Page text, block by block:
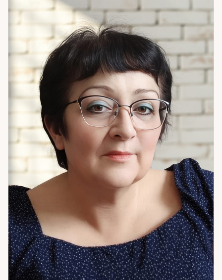
которую не даёт ни один из них по отдельности. Мы
разбираем вопрос на нескольких уровнях: что происходит
сейчас, почему именно сейчас, и какое решение
оптимально в этот конкретный период вашей жизни.
Особенно хорошо я работаю с выбором профессии и
направления, с пониманием жизненных циклов, со
сложными поворотными моментами в отношениях.
Астропсихологический подход позволяет увидеть не
только событие, но и внутреннюю динамику — то, что
создаёт ситуацию снова и снова. Если вам важна не просто
«правда», а понимание — что именно происходит и что с
этим делать — приходите на консультацию.